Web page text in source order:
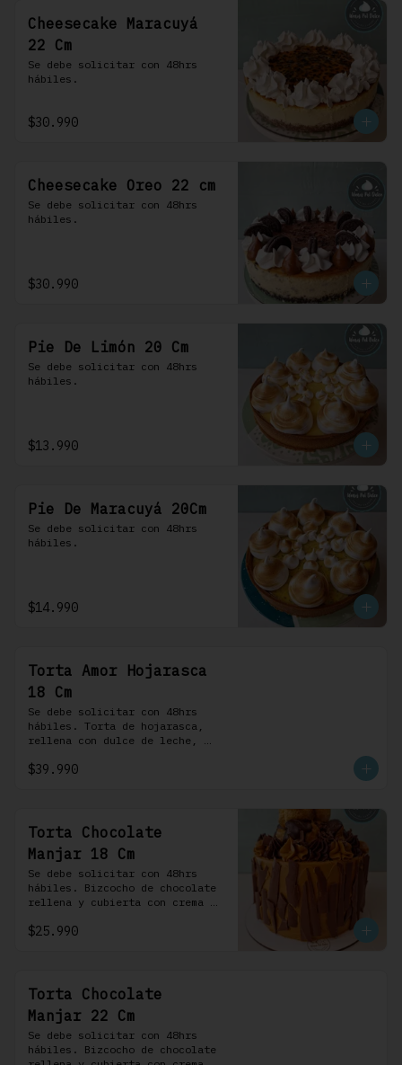
Cheesecake Maracuyá
22 Cm
Se debe solicitar con 48hrs
hábiles.
$30.990
Cheesecake Oreo 22 cm
Se debe solicitar con 48hrs
hábiles.
$30.990
Pie De Limón 20 Cm
Se debe solicitar con 48hrs
hábiles.
$13.990
Pie De Maracuyá 20Cm
Se debe solicitar con 48hrs
hábiles.
$14.990
Torta Amor Hojarasca
18 Cm
Se debe solicitar con 48hrs
hábiles. Torta de hojarasca,
rellena con dulce de leche,
frambuesas, frambuesas frescas
$39.990
Torta Chocolate
Manjar 18 Cm
Se debe solicitar con 48hrs
hábiles. Bizcocho de chocolate
rellena y cubierta con crema
profiteroles.
$25.990
Torta Chocolate
Manjar 22 Cm
Se debe solicitar con 48hrs
hábiles. Bizcocho de chocolate